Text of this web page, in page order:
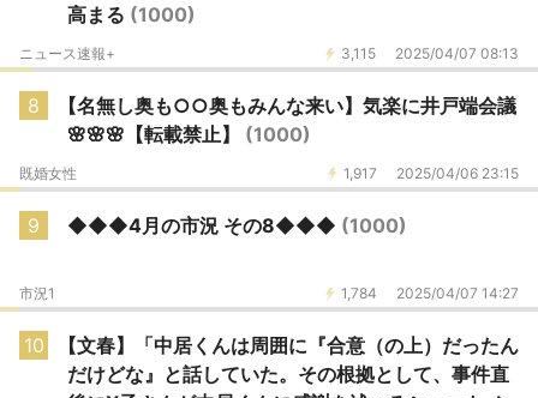
高まる (1000)
3,115 2025/04/07 08:13
ニュース速報+
8
【名無し奥も○○奥もみんな来い】気楽に井戸端会議
🌸🌸🌸【転載禁止】 (1000)
1,917 2025/04/06 23:15
既婚女性
9 ◆◆◆4月の市況 その8◆◆◆ (1000)
1,784 2025/04/07 14:27
市況1
10
【文春】「中居くんは周囲に『合意（の上）だったん
だけどな』と話していた。その根拠として、事件直